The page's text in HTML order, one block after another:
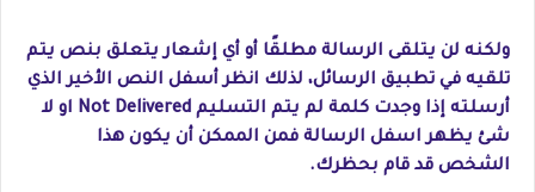
ولكنه لن يتلقى الرسالة مطلقًا أو أي إشعار يتعلق بنص يتم
تلقيه في تطبيق الرسائل، لذلك انظر أسفل النص الأخير الذي
أرسلته إذا وجدت كلمة لم يتم التسليم Not Delivered او لا
شئ يظهر اسفل الرسالة فمن الممكن أن يكون هذا
الشخص قد قام بحظرك.